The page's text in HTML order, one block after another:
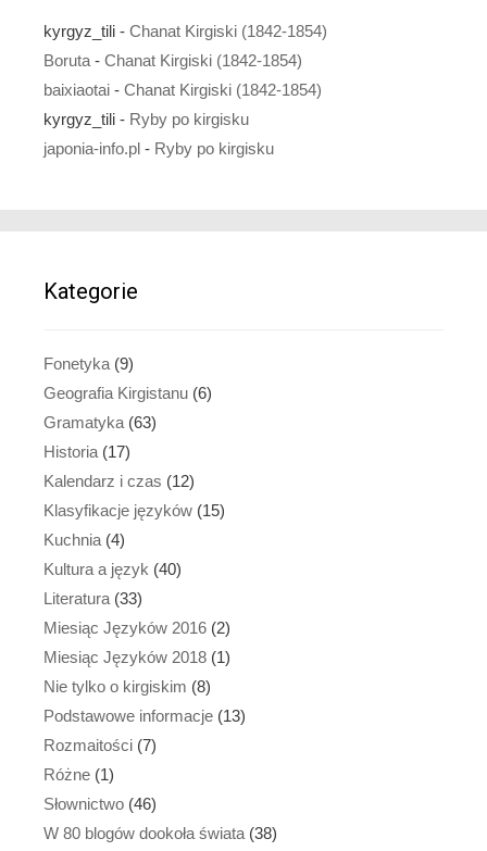
kyrgyz_tili - Chanat Kirgiski (1842-1854)
Boruta - Chanat Kirgiski (1842-1854)
baixiaotai - Chanat Kirgiski (1842-1854)
kyrgyz_tili - Ryby po kirgisku
japonia-info.pl - Ryby po kirgisku
Kategorie
Fonetyka (9)
Geografia Kirgistanu (6)
Gramatyka (63)
Historia (17)
Kalendarz i czas (12)
Klasyfikacje języków (15)
Kuchnia (4)
Kultura a język (40)
Literatura (33)
Miesiąc Języków 2016 (2)
Miesiąc Języków 2018 (1)
Nie tylko o kirgiskim (8)
Podstawowe informacje (13)
Rozmaitości (7)
Różne (1)
Słownictwo (46)
W 80 blogów dookoła świata (38)